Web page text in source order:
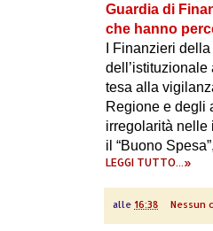
Guardia di
che hanno
I Finanzieri
tesa alla
Regione e degli
irregolarità nelle
il “Buono
LEGGI TUTTO...»
alle 16:38 Nessun